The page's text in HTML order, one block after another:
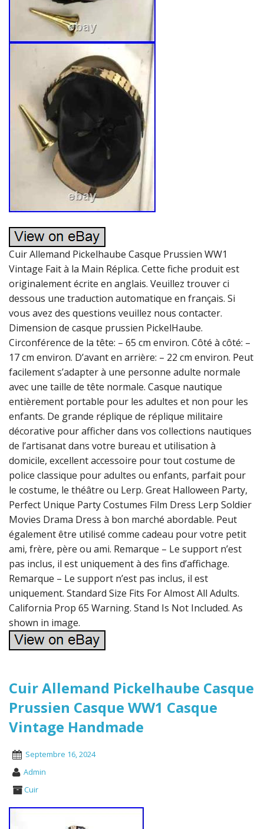
Cuir Allemand Pickelhaube Casque Prussien WW1
Vintage Fait à la Main Réplica. Cette fiche produit est
originalement écrite en anglais. Veuillez trouver ci
dessous une traduction automatique en français. Si
vous avez des questions veuillez nous contacter.
Dimension de casque prussien PickelHaube.
Circonférence de la tête: – 65 cm environ. Côté à côté: –
17 cm environ. D’avant en arrière: – 22 cm environ. Peut
facilement s’adapter à une personne adulte normale
avec une taille de tête normale. Casque nautique
entièrement portable pour les adultes et non pour les
enfants. De grande réplique de réplique militaire
décorative pour afficher dans vos collections nautiques
de l’artisanat dans votre bureau et utilisation à
domicile, excellent accessoire pour tout costume de
police classique pour adultes ou enfants, parfait pour
le costume, le théâtre ou Lerp. Great Halloween Party,
Perfect Unique Party Costumes Film Dress Lerp Soldier
Movies Drama Dress à bon marché abordable. Peut
également être utilisé comme cadeau pour votre petit
ami, frère, père ou ami. Remarque – Le support n’est
pas inclus, il est uniquement à des fins d’affichage.
Remarque – Le support n’est pas inclus, il est
uniquement. Standard Size Fits For Almost All Adults.
California Prop 65 Warning. Stand Is Not Included. As
shown in image.
Cuir Allemand Pickelhaube Casque
Prussien Casque WW1 Casque
Vintage Handmade
Septembre 16, 2024
Admin
Cuir